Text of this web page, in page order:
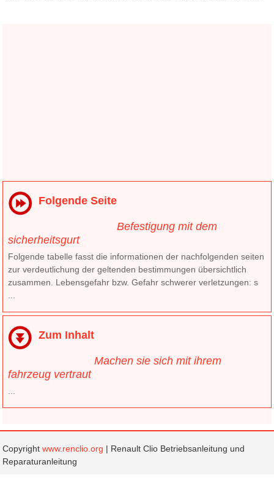
Folgende Seite
Befestigung mit dem
sicherheitsgurt
Folgende tabelle fasst die informationen der nachfolgenden seiten
zur verdeutlichung der geltenden bestimmungen übersichtlich
zusammen. Lebensgefahr bzw. Gefahr schwerer verletzungen: s
Zum Inhalt
Machen sie sich mit ihrem
fahrzeug vertraut
Copyrightwww.renclio.org | Renault Clio Betriebsanleitung und
Reparaturanleitung